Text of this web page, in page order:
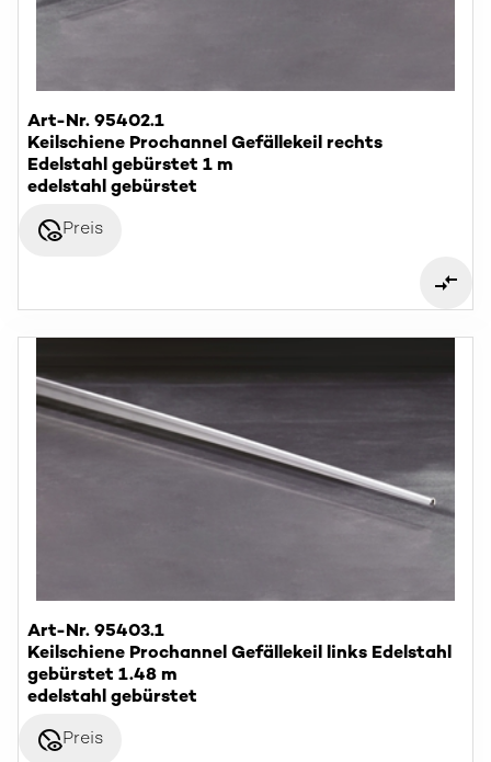
Art-Nr. 95402.1
Keilschiene Prochannel Gefällekeil rechts
Edelstahl gebürstet 1 m
edelstahl gebürstet
disabled_visiblePreis
Art-Nr. 95403.1
Keilschiene Prochannel Gefällekeil links Edelstahl
gebürstet 1.48 m
edelstahl gebürstet
disabled_visiblePreis